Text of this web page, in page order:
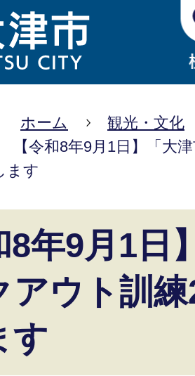
ホーム
観光・文化
【令和8年9月1日】「大
ます
8年9月1日
アウト訓
す